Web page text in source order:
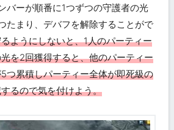
バーが順番に1つずつの守護者の光
たまり、デバフを解除することがで
ようにしないと、1人のパーティー
を2回獲得すると、他のパーティー
つ累積しパーティー全体が即死級の
るので気を付けよう。